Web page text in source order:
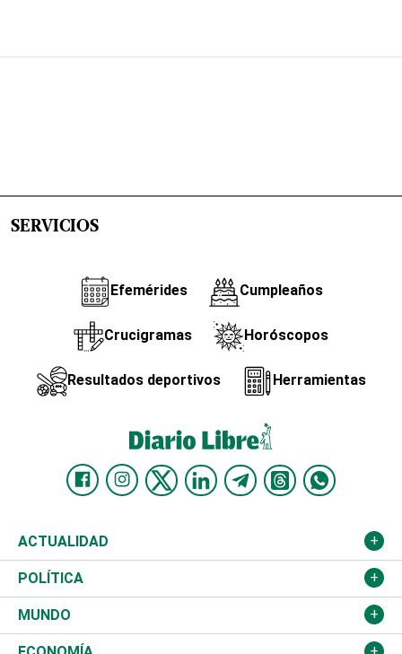
SERVICIOS
Efemérides Cumpleaños
Crucigramas Horóscopos
Resultados deportivos Herramientas
ACTUALIDAD
Nacional
Ciudad
Educación
POLÍTICA
Partidos
JCE
MUNDO